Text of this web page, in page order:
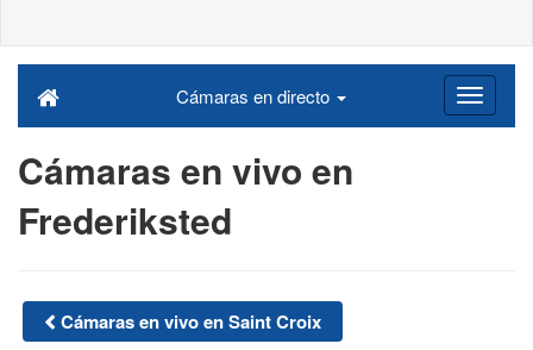
Cámaras en directo
Cámaras en vivo en
Frederiksted
Cámaras en vivo en Saint Croix